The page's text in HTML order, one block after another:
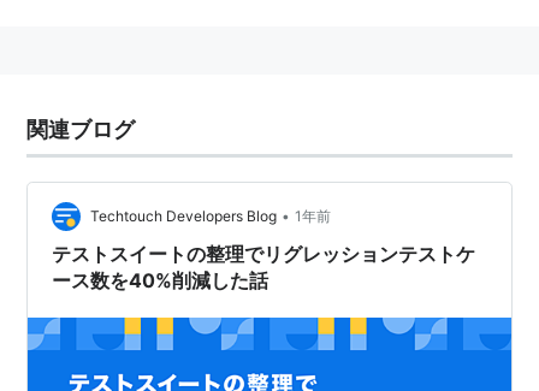
関連ブログ
Techtouch Developers Blog • 1年前
テストスイートの整理でリグレッションテストケ
ース数を40%削減した話